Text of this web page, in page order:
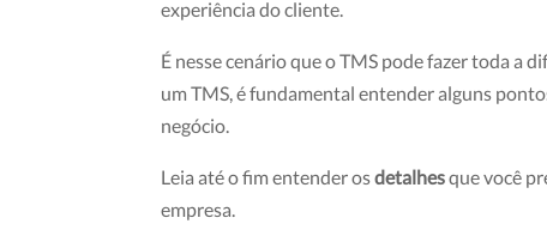
experiência do cliente.
É nesse cenário que o TMS pode fazer toda a
um TMS, é fundamental entender alguns
negócio.
Leia até o fim entender osdetalhesque você
empresa.